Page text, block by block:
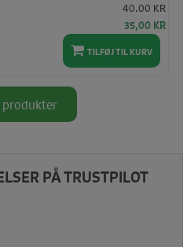
40.00 KR
Den
oprindelige
pris
var:
35,00 KRDen
TILFØJ TIL KURV
produkter
PÅ TRUSTPILOT